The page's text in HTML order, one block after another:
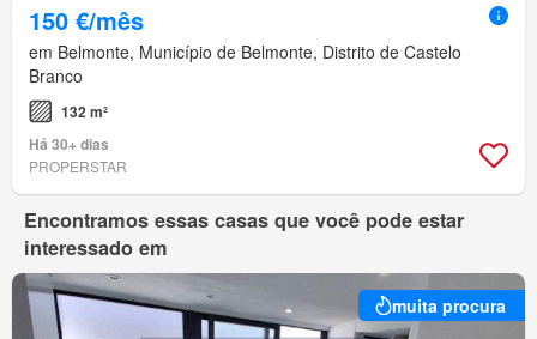
150 €/mês
em Belmonte, Município de Belmonte, Distrito de Castelo
Branco
132 m²
Há 30+ dias
PROPERSTAR
Encontramos essas casas que você pode estar
interessado em
muita procura